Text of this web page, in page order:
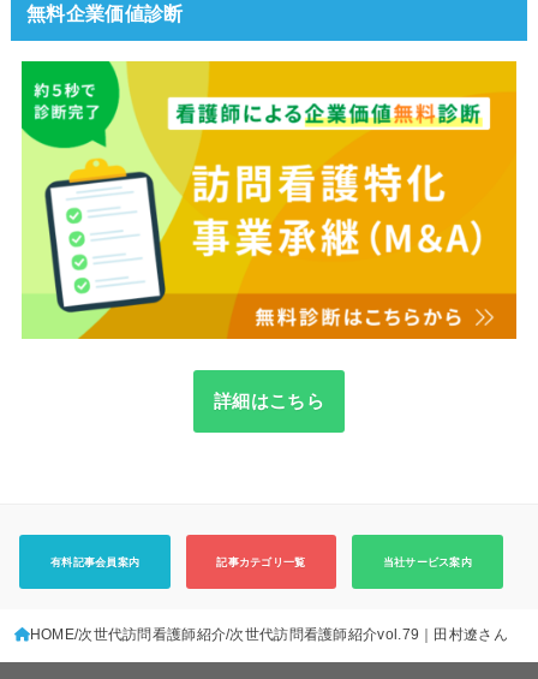
無料企業価値診断
詳細はこちら
有料記事会員案内 記事カテゴリ一覧 当社サービス案内
HOME 次世代訪問看護師紹介 次世代訪問看護師紹介vol.79｜田村遼さん